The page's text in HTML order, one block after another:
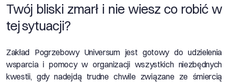
Twój bliski zmarł i nie wiesz co robić w
tej sytuacji?
Zakład Pogrzebowy Universum jest gotowy do udzielenia
wsparcia i pomocy w organizacji wszystkich niezbędnych
kwestii, gdy nadejdą trudne chwile związane ze śmiercią